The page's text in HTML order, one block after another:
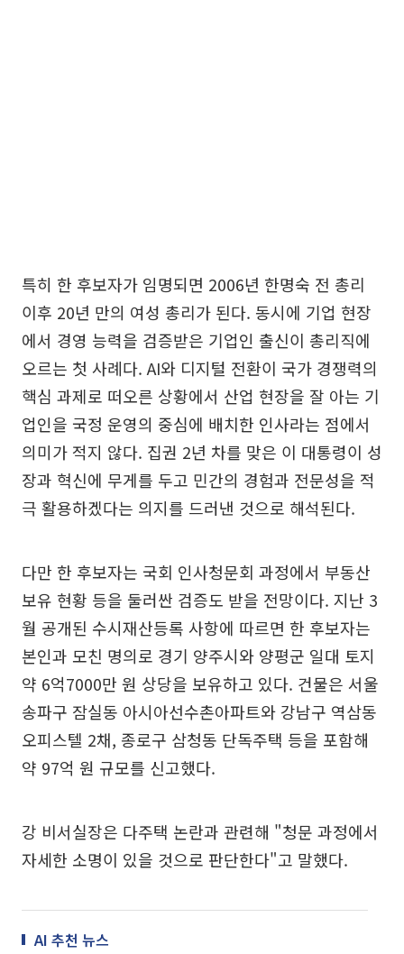
특히 한 후보자가 임명되면 2006년 한명숙 전 총리
이후 20년 만의 여성 총리가 된다. 동시에 기업 현장
에서 경영 능력을 검증받은 기업인 출신이 총리직에
오르는 첫 사례다. AI와 디지털 전환이 국가 경쟁력의
핵심 과제로 떠오른 상황에서 산업 현장을 잘 아는 기
업인을 국정 운영의 중심에 배치한 인사라는 점에서
의미가 적지 않다. 집권 2년 차를 맞은 이 대통령이 성
장과 혁신에 무게를 두고 민간의 경험과 전문성을 적
극 활용하겠다는 의지를 드러낸 것으로 해석된다.
다만 한 후보자는 국회 인사청문회 과정에서 부동산
보유 현황 등을 둘러싼 검증도 받을 전망이다. 지난 3
월 공개된 수시재산등록 사항에 따르면 한 후보자는
본인과 모친 명의로 경기 양주시와 양평군 일대 토지
약 6억7000만 원 상당을 보유하고 있다. 건물은 서울
송파구 잠실동 아시아선수촌아파트와 강남구 역삼동
오피스텔 2채, 종로구 삼청동 단독주택 등을 포함해
약 97억 원 규모를 신고했다.
강 비서실장은 다주택 논란과 관련해 "청문 과정에서
자세한 소명이 있을 것으로 판단한다"고 말했다.
AI 추천 뉴스